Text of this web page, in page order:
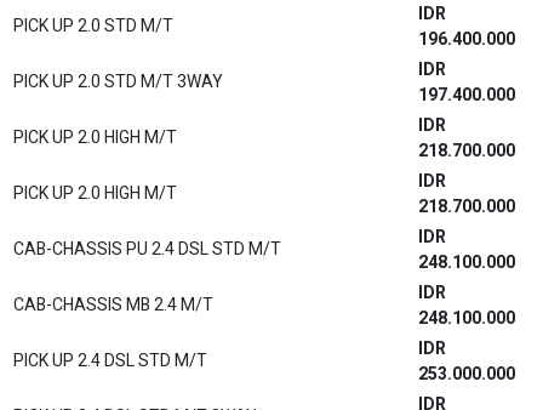
PICK UP 2.0 STD M/T
IDR
196.400.000
PICK UP 2.0 STD M/T 3WAY
IDR
197.400.000
PICK UP 2.0 HIGH M/T
IDR
218.700.000
PICK UP 2.0 HIGH M/T
IDR
218.700.000
CAB-CHASSIS PU 2.4 DSL STD M/T
IDR
248.100.000
CAB-CHASSIS MB 2.4 M/T
IDR
248.100.000
PICK UP 2.4 DSL STD M/T
IDR
253.000.000
IDR